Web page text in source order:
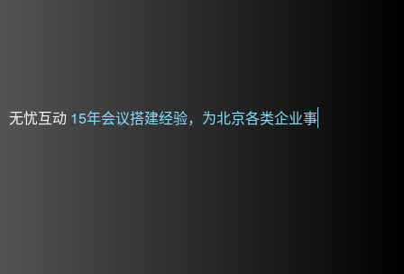
无忧互动 15年会议搭建经验，为北京各类企业事业单位提供
会场搭建执行